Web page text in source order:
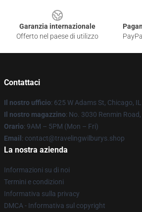
Garanzia internazionale
Offerto nel paese di utilizzo
Contattaci
Il nostro ufficio: 625 W Adams St, Chicago,
Il nostro magazzino: No. 3030 Renmin
Orario: 9AM – 5PM (Mon – Fri)
Email : contact@travelingwilburys.shop
La nostra azienda
Informazioni su di noi
Termini e condizioni
Informativa sulla privacy
DMCA - Informativa sul copyright